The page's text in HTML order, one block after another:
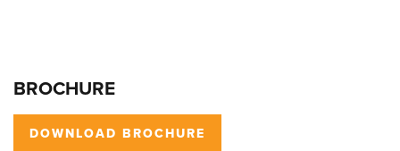
BROCHURE
DOWNLOAD BROCHURE